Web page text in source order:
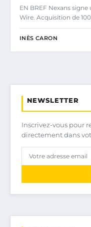
EN BREF Nexans
Wire. Acquisition de
INÈS CARON
NEWSLETTER
Inscrivez-vous pour
directement dans